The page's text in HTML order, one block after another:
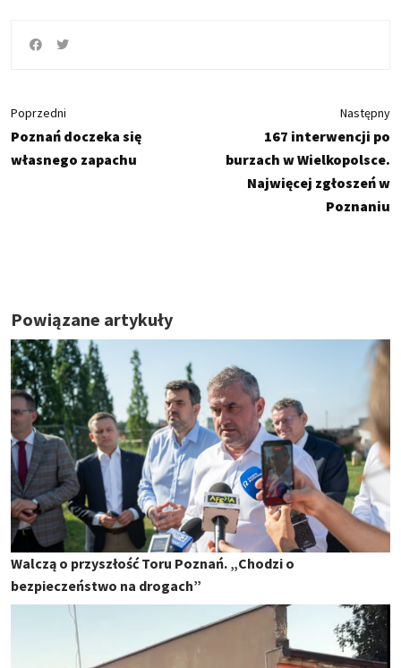
Poprzedni
Poznań doczeka się
własnego zapachu
Następny
167 interwencji po
burzach w Wielkopolsce.
Najwięcej zgłoszeń w
Poznaniu
Powiązane artykuły
Walczą o przyszłość Toru Poznań. „Chodzi o
bezpieczeństwo na drogach”